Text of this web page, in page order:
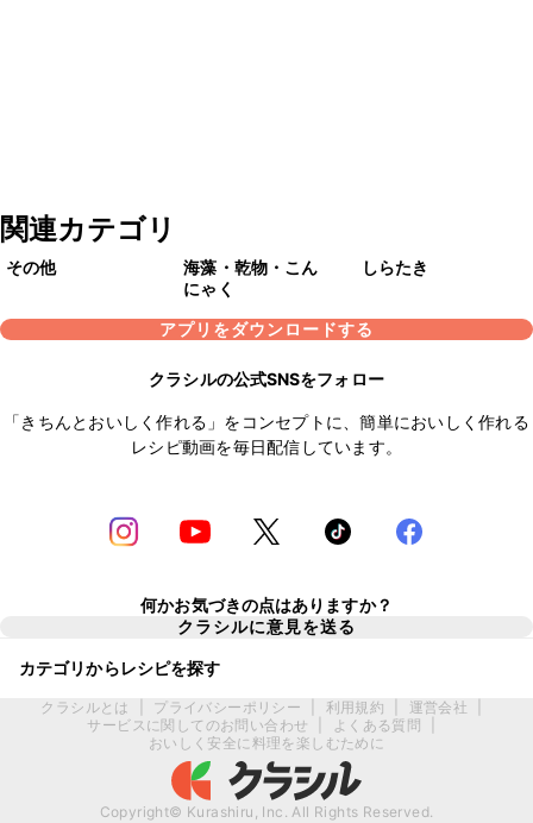
関連カテゴリ
その他
海藻・乾物・こん
にゃく
しらたき
アプリをダウンロードする
クラシルの公式SNSをフォロー
「きちんとおいしく作れる」をコンセプトに、簡単においしく作れる
レシピ動画を毎日配信しています。
何かお気づきの点はありますか？
クラシルに意見を送る
カテゴリからレシピを探す
クラシルとは プライバシーポリシー 利用規約 運営会社
サービスに関してのお問い合わせ
よくある質問
おいしく安全に料理を楽しむために
Copyright© Kurashiru, Inc. All Rights Reserved.